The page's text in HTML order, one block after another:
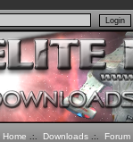
Home .:. Downloads .:. Forum